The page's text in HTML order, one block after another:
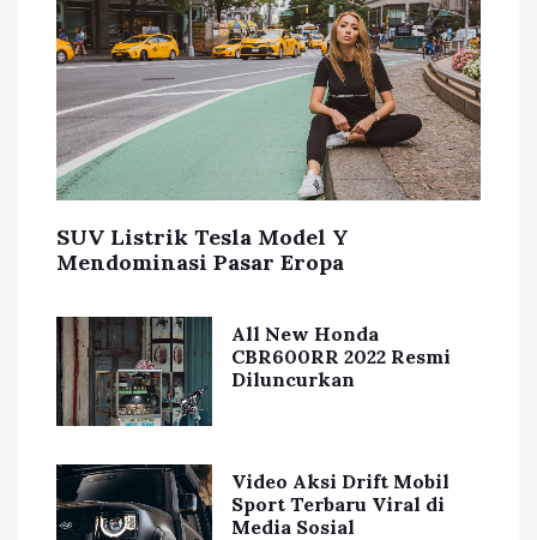
SUV Listrik Tesla Model Y
Mendominasi Pasar Eropa
All New Honda
CBR600RR 2022 Resmi
Diluncurkan
Video Aksi Drift Mobil
Sport Terbaru Viral di
Media Sosial